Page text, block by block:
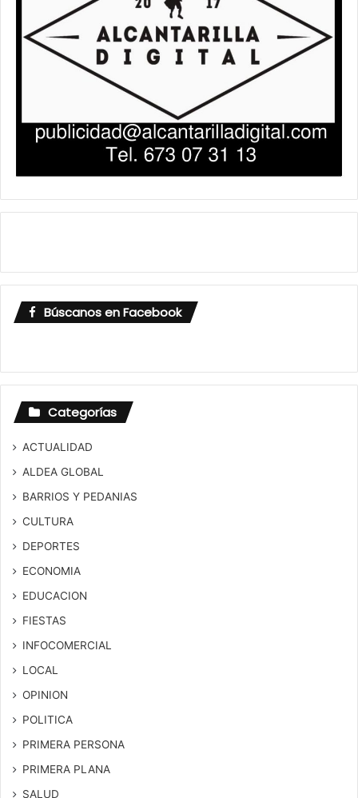
Búscanos en Facebook
Categorías
ACTUALIDAD
ALDEA GLOBAL
BARRIOS Y PEDANIAS
CULTURA
DEPORTES
ECONOMIA
EDUCACION
FIESTAS
INFOCOMERCIAL
LOCAL
OPINION
POLITICA
PRIMERA PERSONA
PRIMERA PLANA
SALUD